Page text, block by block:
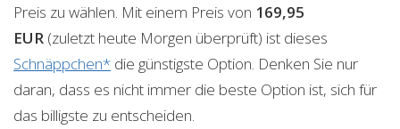
Preis zu wählen. Mit einem Preis von 169,95
EUR (zuletzt heute Morgen überprüft) ist dieses
Schnäppchen* die günstigste Option. Denken Sie nur
daran, dass es nicht immer die beste Option ist, sich für
das billigste zu entscheiden.